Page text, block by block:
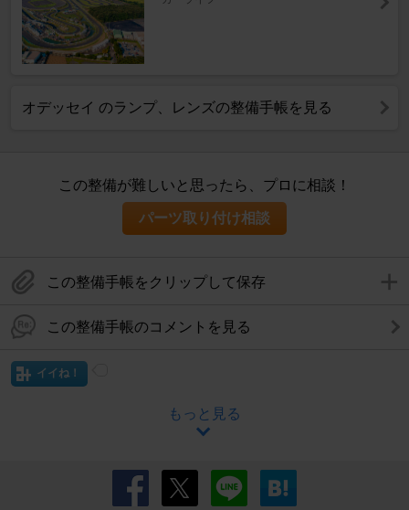
オデッセイ のランプ、レンズの整備手帳を見る
この整備が難しいと思ったら、プロに相談！
パーツ取り付け相談
この整備手帳をクリップして保存
この整備手帳のコメントを見る
イイね！
もっと見る